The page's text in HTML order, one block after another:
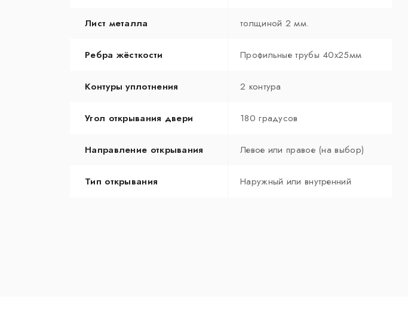
Лист металла толщиной 2 мм.
Ребра жёсткости Профильные трубы 40х25мм
Контуры уплотнения 2 контура
Угол открывания двери 180 градусов
Направление открывания Левое или правое (на выбор)
Тип открывания Наружный или внутренний